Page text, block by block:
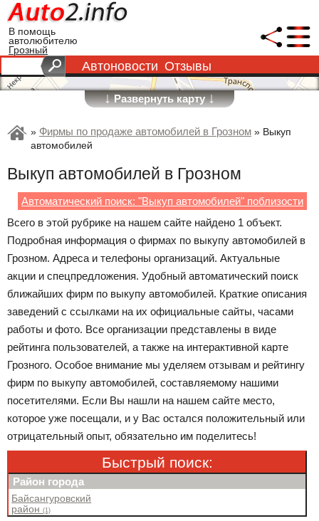
В помощь
автолюбителю
Грозный
Автоновости Отзывы
↓Развернуть карту↓
» Фирмы по продаже автомобилей в Грозном » Выкуп
автомобилей
Выкуп автомобилей в Грозном
Автоматический поиск: "Выкуп автомобилей" поблизости
Всего в этой рубрике на нашем сайте найдено 1 объект.
Подробная информация о фирмах по выкупу автомобилей в
Грозном. Адреса и телефоны организаций. Актуальные
акции и спецпредложения. Удобный автоматический поиск
ближайших фирм по выкупу автомобилей. Краткие описания
заведений с ссылками на их официальные сайты, часами
работы и фото. Все организации представлены в виде
рейтинга пользователей, а также на интерактивной карте
Грозного. Особое внимание мы уделяем отзывам и рейтингу
фирм по выкупу автомобилей, составляемому нашими
посетителями. Если Вы нашли на нашем сайте место,
которое уже посещали, и у Вас остался положительный или
отрицательный опыт, обязательно им поделитесь!
Быстрый поиск:
Район города
Байсангуровский
район(1)